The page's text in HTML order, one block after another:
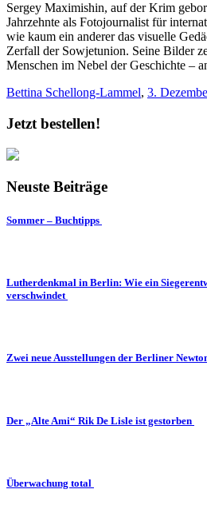
Sergey Maximishin, auf der Krim
Jahrzehnte als Fotojournalist für
wie kaum ein anderer das visuelle
Zerfall der Sowjetunion. Seine Bilder
Menschen im Nebel der Geschichte –
Bettina Schellong-Lammel, 3.
Jetzt bestellen!
Neuste Beiträge
Sommer – Buchtipps
Lutherdenkmal in Berlin: Wie ein
verschwindet
Zwei neue Ausstellungen der Berliner
Der „Alte Ami“ Rik De Lisle ist gestorben
Überwachung total